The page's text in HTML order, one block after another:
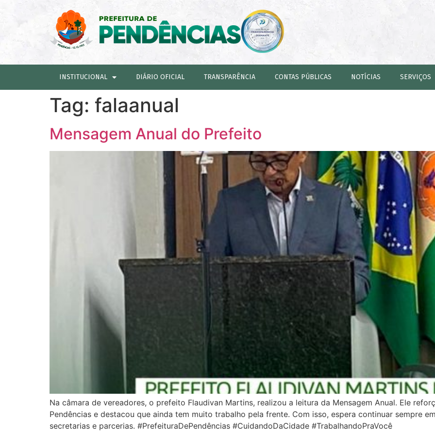
INSTITUCIONAL DIÁRIO OFICIAL TRANSPARÊNCIA CONTAS PÚBLICAS NOTÍCIAS SERVIÇOS
Tag: falaanual
Mensagem Anual do Prefeito
Na câmara de vereadores, o prefeito Flaudivan Martins, realizou a leitura da Mensagem Anual. Ele
Pendências e destacou que ainda tem muito trabalho pela frente. Com isso, espera continuar sempre
secretarias e parcerias. #PrefeituraDePendências #CuidandoDaCidade #TrabalhandoPraVocê